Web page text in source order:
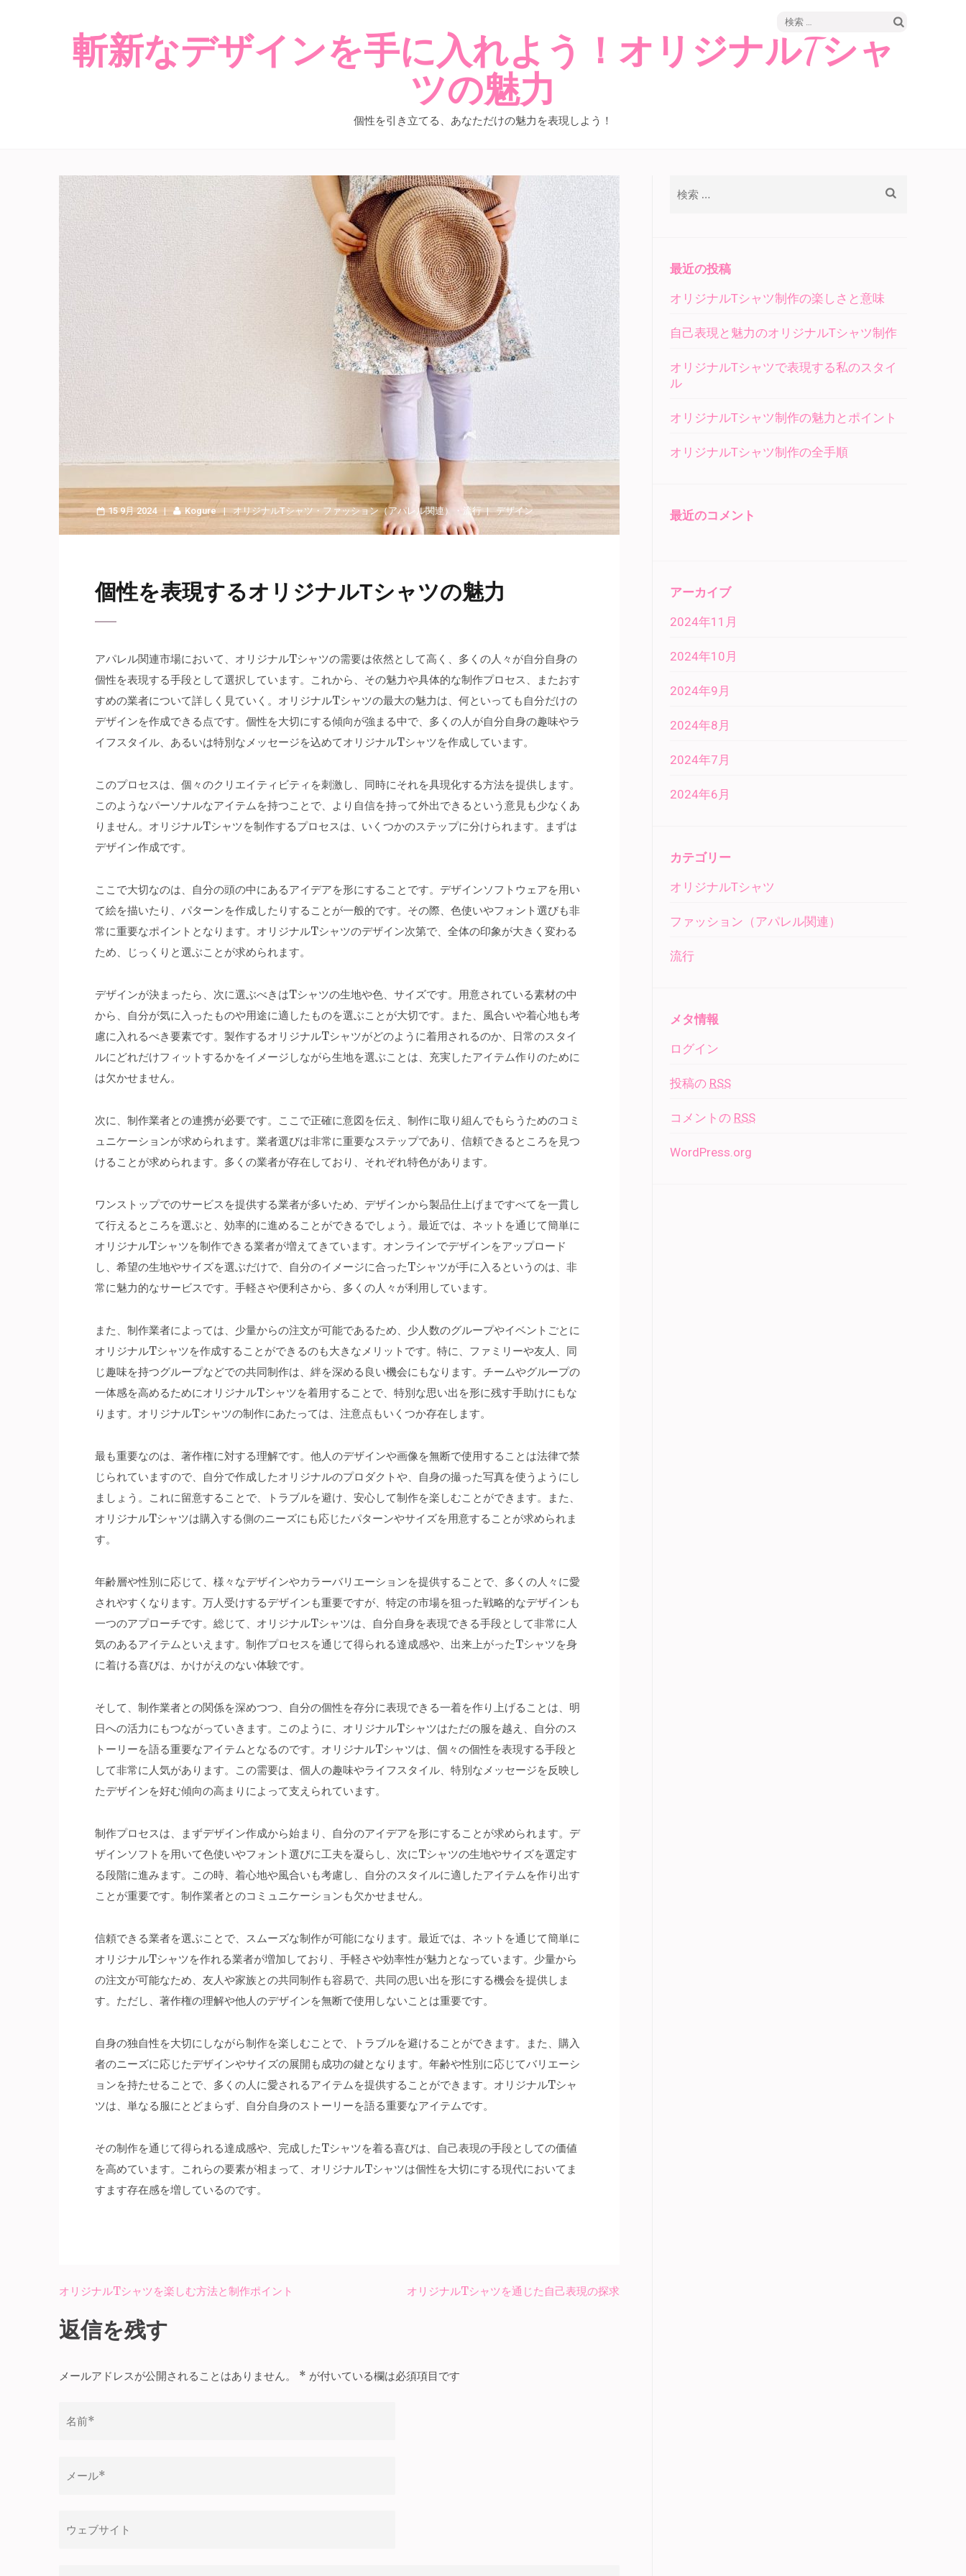
検
斬新なデザインを手に入れよう！オリジナルTシャ
ツの魅力
個性を引き立てる、あなただけの魅力を表現しよう！
15 9月 2024 Kogure オリジナルTシャツ ・ ファッション（アパレル関連） ・ 流行 デザイン
個性を表現するオリジナルTシャツの魅力
アパレル関連市場において、オリジナルTシャツの需要は依然として高く、多くの人々が自分自身の
個性を表現する手段として選択しています。
これから、その魅力や具体的な制作プロセス、またおす
すめの業者について詳しく見ていく。オリジナルTシャツの最大の魅力は、何といっても自分だけの
デザインを作成できる点です。個性を大切にする傾向が強まる中で、多くの人が自分自身の趣味やラ
イフスタイル、あるいは特別なメッセージを込めてオリジナルTシャツを作成しています。
このプロセスは、個々のクリエイティビティを刺激し、同時にそれを具現化する方法を提供します。
このようなパーソナルなアイテムを持つことで、より自信を持って外出できるという意見も少なくあ
りません。オリジナルTシャツを制作するプロセスは、いくつかのステップに分けられます。まずは
デザイン作成です。
ここで大切なのは、自分の頭の中にあるアイデアを形にすることです。デザインソフトウェアを用い
て絵を描いたり、パターンを作成したりすることが一般的です。その際、色使いやフォント選びも非
常に重要なポイントとなります。オリジナルTシャツのデザイン次第で、全体の印象が大きく変わる
ため、じっくりと選ぶことが求められます。
デザインが決まったら、次に選ぶべきはTシャツの生地や色、サイズです。用意されている素材の中
から、自分が気に入ったものや用途に適したものを選ぶことが大切です。また、風合いや着心地も考
慮に入れるべき要素です。製作するオリジナルTシャツがどのように着用されるのか、日常のスタイ
ルにどれだけフィットするかをイメージしながら生地を選ぶことは、充実したアイテム作りのために
は欠かせません。
次に、制作業者との連携が必要です。ここで正確に意図を伝え、制作に取り組んでもらうためのコミ
ュニケーションが求められます。業者選びは非常に重要なステップであり、信頼できるところを見つ
けることが求められます。多くの業者が存在しており、それぞれ特色があります。
ワンストップでのサービスを提供する業者が多いため、デザインから製品仕上げまですべてを一貫し
て行えるところを選ぶと、効率的に進めることができるでしょう。最近では、ネットを通じて簡単に
オリジナルTシャツを制作できる業者が増えてきています。オンラインでデザインをアップロード
し、希望の生地やサイズを選ぶだけで、自分のイメージに合ったTシャツが手に入るというのは、非
常に魅力的なサービスです。手軽さや便利さから、多くの人々が利用しています。
また、制作業者によっては、少量からの注文が可能であるため、少人数のグループやイベントごとに
オリジナルTシャツを作成することができるのも大きなメリットです。特に、ファミリーや友人、同
じ趣味を持つグループなどでの共同制作は、絆を深める良い機会にもなります。チームやグループの
一体感を高めるためにオリジナルTシャツを着用することで、特別な思い出を形に残す手助けにもな
ります。オリジナルTシャツの制作にあたっては、注意点もいくつか存在します。
最も重要なのは、著作権に対する理解です。他人のデザインや画像を無断で使用することは法律で禁
じられていますので、自分で作成したオリジナルのプロダクトや、自身の撮った写真を使うようにし
ましょう。これに留意することで、トラブルを避け、安心して制作を楽しむことができます。また、
オリジナルTシャツは購入する側のニーズにも応じたパターンやサイズを用意することが求められま
す。
年齢層や性別に応じて、様々なデザインやカラーバリエーションを提供することで、多くの人々に愛
されやすくなります。万人受けするデザインも重要ですが、特定の市場を狙った戦略的なデザインも
一つのアプローチです。総じて、オリジナルTシャツは、自分自身を表現できる手段として非常に人
気のあるアイテムといえます。制作プロセスを通じて得られる達成感や、出来上がったTシャツを身
に着ける喜びは、かけがえのない体験です。
そして、制作業者との関係を深めつつ、自分の個性を存分に表現できる一着を作り上げることは、明
日への活力にもつながっていきます。このように、オリジナルTシャツはただの服を越え、自分のス
トーリーを語る重要なアイテムとなるのです。オリジナルTシャツは、個々の個性を表現する手段と
して非常に人気があります。この需要は、個人の趣味やライフスタイル、特別なメッセージを反映し
たデザインを好む傾向の高まりによって支えられています。
制作プロセスは、まずデザイン作成から始まり、自分のアイデアを形にすることが求められます。デ
ザインソフトを用いて色使いやフォント選びに工夫を凝らし、次にTシャツの生地やサイズを選定す
る段階に進みます。この時、着心地や風合いも考慮し、自分のスタイルに適したアイテムを作り出す
ことが重要です。制作業者とのコミュニケーションも欠かせません。
信頼できる業者を選ぶことで、スムーズな制作が可能になります。最近では、ネットを通じて簡単に
オリジナルTシャツを作れる業者が増加しており、手軽さや効率性が魅力となっています。少量から
の注文が可能なため、友人や家族との共同制作も容易で、共同の思い出を形にする機会を提供しま
す。ただし、著作権の理解や他人のデザインを無断で使用しないことは重要です。
自身の独自性を大切にしながら制作を楽しむことで、トラブルを避けることができます。また、購入
者のニーズに応じたデザインやサイズの展開も成功の鍵となります。年齢や性別に応じてバリエーシ
ョンを持たせることで、多くの人に愛されるアイテムを提供することができます。オリジナルTシャ
ツは、単なる服にとどまらず、自分自身のストーリーを語る重要なアイテムです。
その制作を通じて得られる達成感や、完成したTシャツを着る喜びは、自己表現の手段としての価値
を高めています。これらの要素が相まって、オリジナルTシャツは個性を大切にする現代においてま
すます存在感を増しているのです。
稿
ナ
ビ
ゲ
シ
ン
オリジナルTシャツを楽しむ方法と制作ポイント オリジナルTシャツを通じた自己表現の探求
返信を残す
メールアドレスが公開されることはありません。 * が付いている欄は必須項目です
最近の投稿
オリジナルTシャツ制作の楽しさと意味
自己表現と魅力のオリジナルTシャツ制作
オリジナルTシャツで表現する私のスタイ
ル
オリジナルTシャツ制作の魅力とポイント
オリジナルTシャツ制作の全手順
最近のコメント
アーカイブ
2024年11月
2024年10月
2024年9月
2024年8月
2024年7月
2024年6月
カテゴリー
オリジナルTシャツ
ファッション（アパレル関連）
流行
メタ情報
ログイン
投稿の RSS
コメントの RSS
WordPress.org